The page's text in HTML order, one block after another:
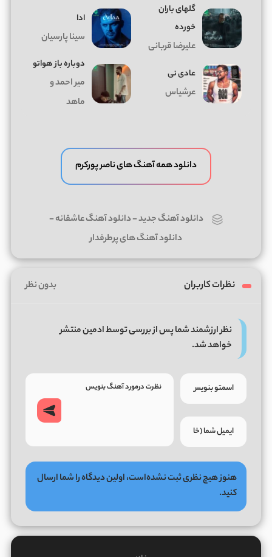
گلهای باران
خورده
علیرضا قربانی
ادا
سینا پارسیان
عادی نی
عرشیاس
دوباره باز هواتو
میر احمد و
ماهد
دانلود همه آهنگ های ناصر پورکرم
دانلود آهنگ جدید-دانلود آهنگ عاشقانه-
دانلود آهنگ های پرطرفدار
نظرات کاربران بدون نظر
نظر ارزشمند شما پس از بررسی توسط ادمین منتشر
خواهد شد.
هنوز هیچ نظری ثبت نشده‌است، اولین دیدگاه را شما ارسال
کنید.